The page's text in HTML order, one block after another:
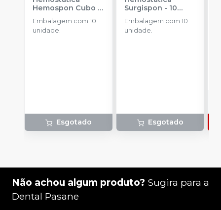
Hemospon Cubo -
10 unidades
MAQUIRA
Embalagem com 10
unidade.
Esgotado
Surgispon - 10
unidades
Embalagem com 10
unidade.
Esgotado
Não achou algum produto? Sugira para a
Dental Pasane